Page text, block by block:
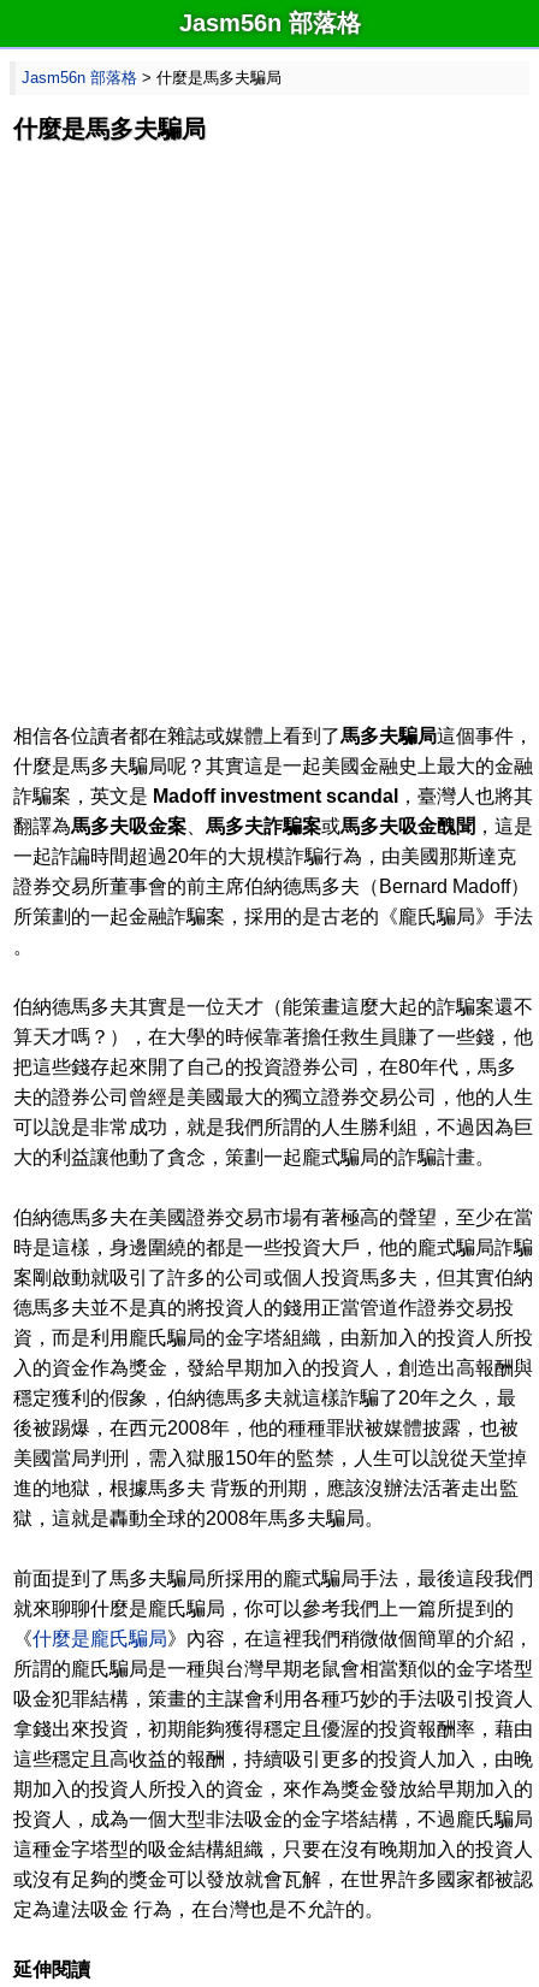
Jasm56n 部落格
Jasm56n 部落格 > 什麼是馬多夫騙局
什麼是馬多夫騙局
相信各位讀者都在雜誌或媒體上看到了馬多夫騙局這個事件，
什麼是馬多夫騙局呢？其實這是一起美國金融史上最大的金融
詐騙案，英文是 Madoff investment scandal
，臺灣人也將其
翻譯為馬多夫吸金案 馬多夫詐騙案或馬多夫吸金醜聞 ，這是
一起詐諞時間超過20年的大規模詐騙行為，由美國那斯達克
證券交易所董事會的前主席伯納德馬多夫（Bernard Madoff）
所策劃的一起金融詐騙案，採用的是古老的《龐氏騙局》手法
。
伯納德馬多夫其實是一位天才（能策畫這麼大起的詐騙案還不
算天才嗎？），在大學的時候靠著擔任救生員賺了一些錢，他
把這些錢存起來開了自己的投資證券公司，在80年代，馬多
夫的證券公司曾經是美國最大的獨立證券交易公司，他的人生
可以說是非常成功，就是我們所謂的人生勝利組，不過因為巨
大的利益讓他動了貪念，策劃一起龐式騙局的詐騙計畫。
伯納德馬多夫在美國證券交易市場有著極高的聲望，至少在當
時是這樣，身邊圍繞的都是一些投資大戶，他的龐式騙局詐騙
案剛啟動就吸引了許多的公司或個人投資馬多夫，但其實伯納
德馬多夫並不是真的將投資人的錢用正當管道作證券交易投
資，而是利用龐氏騙局的金字塔組織，由新加入的投資人所投
入的資金作為獎金，發給早期加入的投資人，創造出高報酬與
穩定獲利的假象，伯納德馬多夫就這樣詐騙了20年之久，最
後被踢爆，在西元2008年，他的種種罪狀被媒體披露，也被
美國當局判刑，需入獄服150年的監禁，人生可以說從天堂掉
進的地獄，根據馬多夫 背叛的刑期，應該沒辦法活著走出監
獄，這就是轟動全球的2008年馬多夫騙局。
前面提到了馬多夫騙局所採用的龐式騙局手法，最後這段我們
就來聊聊什麼是龐氏騙局，你可以參考我們上一篇所提到的
《什麼是龐氏騙局》內容，在這裡我們稍微做個簡單的介紹，
所謂的龐氏騙局是一種與台灣早期老鼠會相當類似的金字塔型
吸金犯罪結構，策畫的主謀會利用各種巧妙的手法吸引投資人
拿錢出來投資，初期能夠獲得穩定且優渥的投資報酬率，藉由
這些穩定且高收益的報酬，持續吸引更多的投資人加入，由晚
期加入的投資人所投入的資金，來作為獎金發放給早期加入的
投資人，成為一個大型非法吸金的金字塔結構，不過龐氏騙局
這種金字塔型的吸金結構組織，只要在沒有晚期加入的投資人
或沒有足夠的獎金可以發放就會瓦解，在世界許多國家都被認
定為違法吸金 行為，在台灣也是不允許的。
延伸閱讀